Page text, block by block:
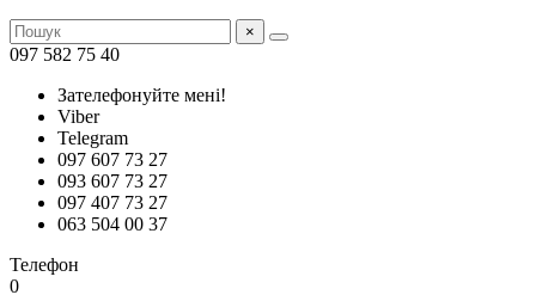
×
097 582 75 40
Зателефонуйте мені!
Viber
Telegram
097 607 73 27
093 607 73 27
097 407 73 27
063 504 00 37
Телефон
0